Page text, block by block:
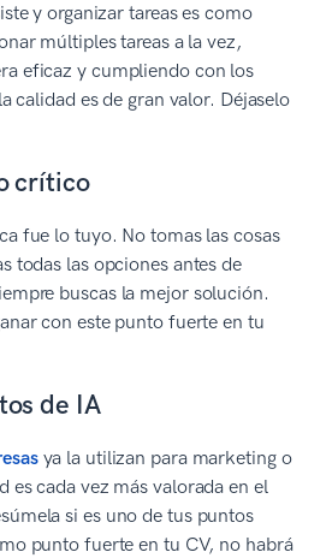
y organizar tareas es como
múltiples tareas a la vez,
eficaz y cumpliendo con los
calidad es de gran valor. Déjaselo
crítico
fue lo tuyo. No tomas las cosas
todas las opciones antes de
buscas la mejor solución.
con este punto fuerte en tu
de IA
ya la utilizan para marketing o
es cada vez más valorada en el
si es uno de tus puntos
punto fuerte en tu CV, no habrá